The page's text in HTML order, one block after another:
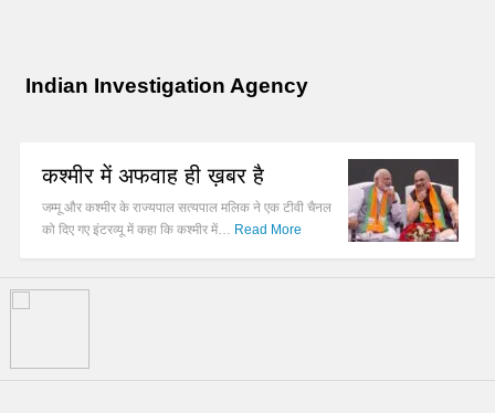
Indian Investigation Agency
कश्मीर में अफवाह ही ख़बर है
जम्मू और कश्मीर के राज्यपाल सत्यपाल मलिक ने एक टीवी चैनल
को दिए गए इंटरव्यू में कहा कि कश्मीर में… Read More